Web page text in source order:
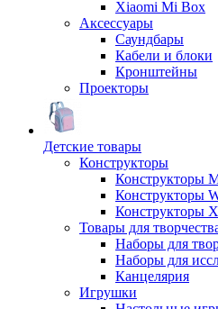
Xiaomi Mi Box
Аксессуары
Саундбары
Кабели и блоки
Кронштейны
Проекторы
Детские товары
Конструкторы
Конструкторы
Конструкторы
Конструкторы
Товары для
Наборы для
Наборы для
Канцелярия
Игрушки